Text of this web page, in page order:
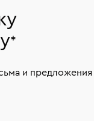
*
и предложения